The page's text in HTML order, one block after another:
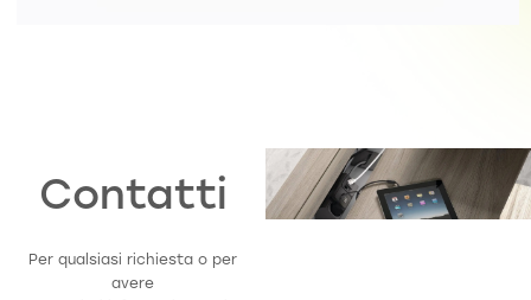
Contatti
Per qualsiasi richiesta o per
avere